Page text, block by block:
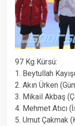
97 Kg Kürsü:
1. Beytullah
2. Akın Ürken
3. Mikail Akbaş
4. Mehmet Atıcı
5. Umut Çakmak